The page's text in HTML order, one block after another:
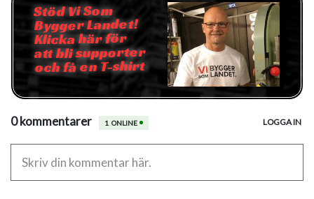
Stöd Vi Som
Bygger Landet!
Klicka här för
att bli supporter
och få en T-shirt